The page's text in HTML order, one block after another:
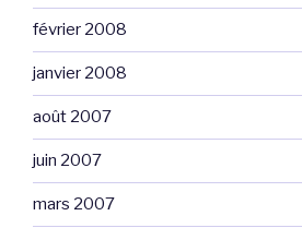
février 2008
janvier 2008
août 2007
juin 2007
mars 2007